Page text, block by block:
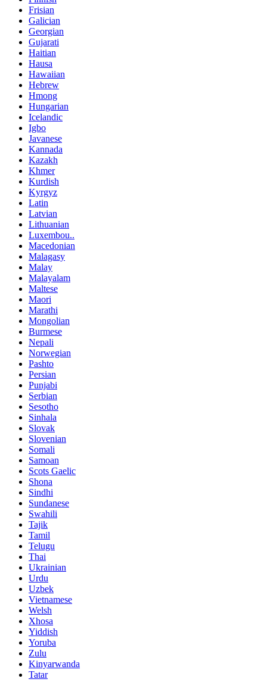
Frisian
Galician
Georgian
Gujarati
Haitian
Hausa
Hawaiian
Hebrew
Hmong
Hungarian
Icelandic
Igbo
Javanese
Kannada
Kazakh
Khmer
Kurdish
Kyrgyz
Latin
Latvian
Lithuanian
Luxembou..
Macedonian
Malagasy
Malay
Malayalam
Maltese
Maori
Marathi
Mongolian
Burmese
Nepali
Norwegian
Pashto
Persian
Punjabi
Serbian
Sesotho
Sinhala
Slovak
Slovenian
Somali
Samoan
Scots Gaelic
Shona
Sindhi
Sundanese
Swahili
Tajik
Tamil
Telugu
Thai
Ukrainian
Urdu
Uzbek
Vietnamese
Welsh
Xhosa
Yiddish
Yoruba
Zulu
Kinyarwanda
Tatar